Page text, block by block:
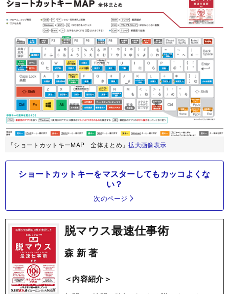
「ショートカットキーMAP 全体まとめ」拡大画像表示
ショートカットキーをマスターしてもカッコよくな
い？
次のページ
脱マウス最速仕事術
森 新 著
＜内容紹介＞